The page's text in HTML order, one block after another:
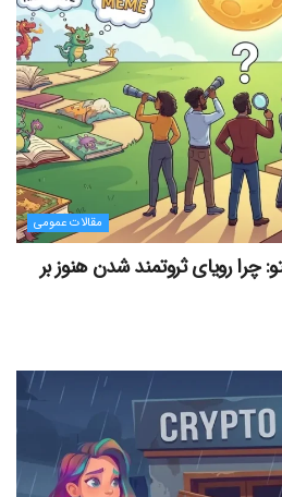
مقالات عمومی
کریپتو: چرا رویای ثروتمند شدن هنوز بر